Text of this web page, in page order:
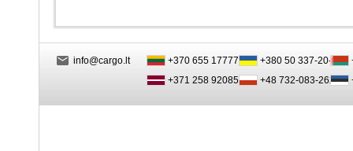
info@cargo.lt
+370 655 17777
+371 258 92085
+380 50 337-20-47
+48 732-083-262